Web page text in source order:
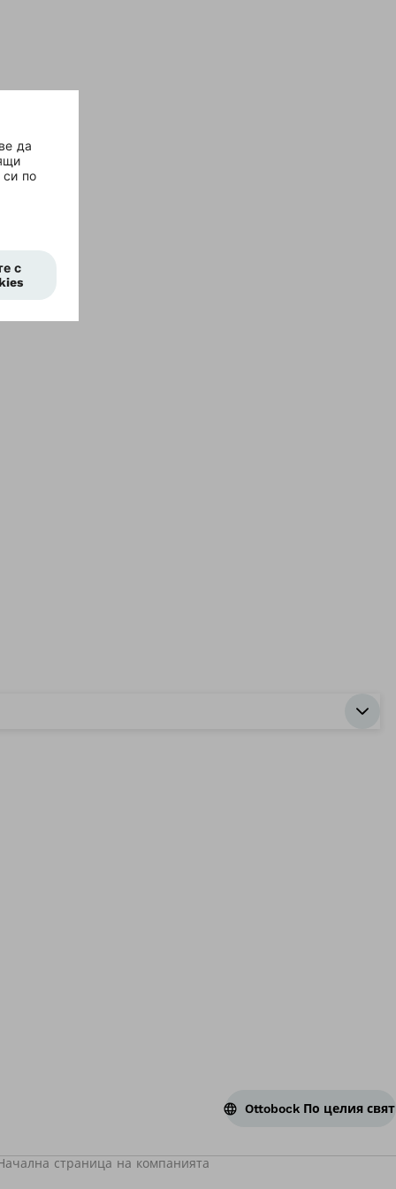
Ottobock По целия свят
страница на компанията